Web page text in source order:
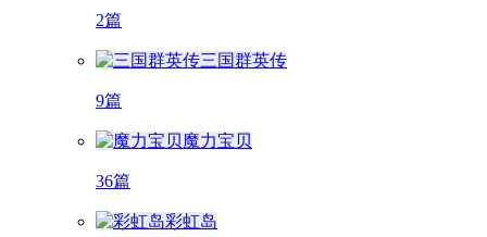
2篇
三国群英传
9篇
魔力宝贝
36篇
彩虹岛